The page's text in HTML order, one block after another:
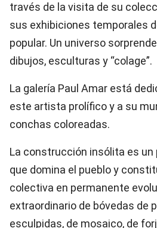
través de la visita de su
sus exhibiciones temporales
popular. Un universo
dibujos, esculturas y “colage”.
La galería Paul Amar está
este artista prolífico y a su
conchas coloreadas.
La construcción insólita es un
que domina el pueblo y
colectiva en permanente
extraordinario de bóvedas de
esculpidas, de mosaico, de